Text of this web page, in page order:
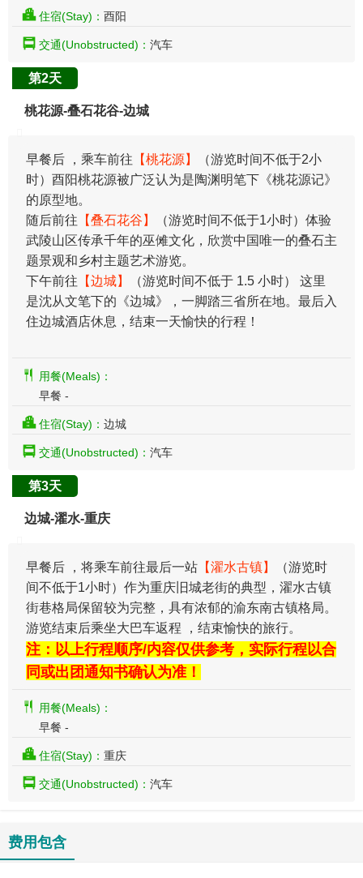
住宿(Stay)： 酉阳
交通(Unobstructed)： 汽车
第2天
桃花源-叠石花谷-边城
早餐后 ，乘车前往 【桃花源】
（游览时间不低于2小
时）酉阳桃花源被广泛认为是陶渊明笔下《桃花源记》
的原型地。
随后前往 【叠石花谷】
（游览时间不低于1小时）体验
武陵山区传承千年的巫傩文化，欣赏中国唯一的叠石主
题景观和乡村主题艺术游览。
下午前往 【边城】
（游览时间不低于 1.5 小时） 这里
是沈从文笔下的《边城》，一脚踏三省所在地。最后入
住边城酒店休息，结束一天愉快的行程！
用餐(Meals)：
早餐 -
住宿(Stay)： 边城
交通(Unobstructed)： 汽车
第3天
边城-濯水-重庆
早餐后 ，将乘车前往最后一站 【濯水古镇】
（游览时
间不低于1小时）作为重庆旧城老街的典型，濯水古镇
街巷格局保留较为完整，具有浓郁的渝东南古镇格局。
游览结束后乘坐大巴车返程 ，结束愉快的旅行。
注：以上行程顺序/内容仅供参考，实际行程以合
同或出团通知书确认为准！
用餐(Meals)：
早餐 -
住宿(Stay)： 重庆
交通(Unobstructed)： 汽车
费用包含